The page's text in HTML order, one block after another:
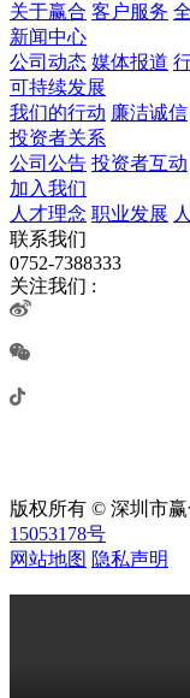
关于赢合 客户服务
新闻中心
公司动态 媒体报道
可持续发展
我们的行动 廉洁诚信
投资者关系
公司公告 投资者互动
加入我们
人才理念 职业发展
联系我们
0752-7388333
关注我们 :
版权所有 © 深圳市
15053178号
网站地图 隐私声明